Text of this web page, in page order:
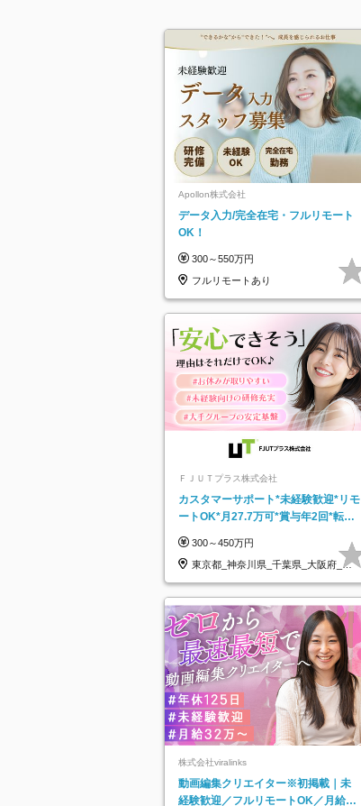
Apollon株式会社
データ入力/完全在宅・フルリモート
OK！
300～550万円
フルリモートあり
ＦＪＵＴプラス株式会社
カスタマーサポート*未経験歓迎*リモ
ートOK*月27.7万可*賞与年2回*転勤
300～450万円
東京都_神奈川県_千葉県_大阪府_愛
知県…
株式会社viralinks
動画編集クリエイター※初掲載｜未
経験歓迎／フルリモートOK／月給32